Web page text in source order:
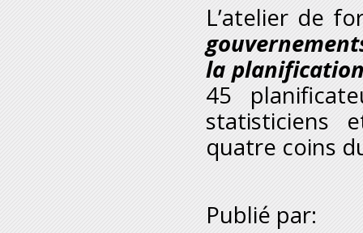
L’atelier de
la
45
statisticiens
quatre coins
Publié par: